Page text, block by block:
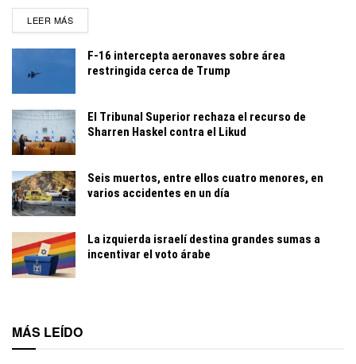
LEER MÁSDETAILS
F-16 intercepta aeronaves sobre área
restringida cerca de Trump
El Tribunal Superior rechaza el recurso de
Sharren Haskel contra el Likud
Seis muertos, entre ellos cuatro menores, en
varios accidentes en un día
La izquierda israelí destina grandes sumas a
incentivar el voto árabe
MÁS LEÍDO